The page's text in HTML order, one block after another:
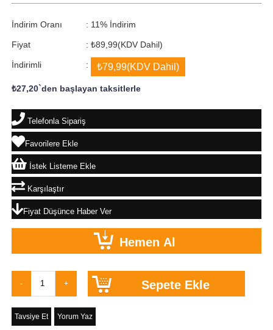
İndirim Oranı : %
11 İndirim
Fiyat : ₺89,99(KDV Dahil)
İndirimli : ₺79,99(KDV Dahil)
₺27,20`den başlayan taksitlerle
Telefonla Sipariş
Favorilere Ekle
İstek Listeme Ekle
Karşılaştır
Fiyat Düşünce Haber Ver
Tavsiye Et Yorum Yaz